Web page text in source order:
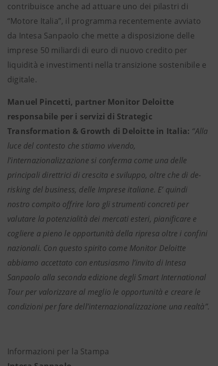
contribuisce anche ad attuare uno dei pilastri di
“Motore Italia”, il programma recentemente avviato
da Intesa Sanpaolo che mette a disposizione delle
imprese 50 miliardi di euro di nuovo credito per
liquidità e investimenti nella transizione sostenibile e
digitale.
Manuel Pincetti, partner Monitor Deloitte
responsabile per i servizi di Strategic
Transformation & Growth di Deloitte in Italia: “Alla
luce del contesto che stiamo vivendo,
l’internazionalizzazione si conferma come una delle
principali direttrici di crescita e sviluppo, oltre che di de-
risking del business, delle Imprese italiane. E’ quindi
nostro compito offrire loro gli strumenti concreti per
valutare la potenzialità dei mercati esteri, pianificare e
cogliere a pieno le opportunità della ripresa oltre i confini
nazionali. Con questo spirito come Monitor Deloitte
abbiamo accettato con entusiasmo l’invito di Intesa
Sanpaolo alla seconda edizione degli Smart International
Tour per valorizzare al meglio le opportunità e creare le
condizioni per fare dell’internazionalizzazione una realtà”.
Informazioni per la Stampa